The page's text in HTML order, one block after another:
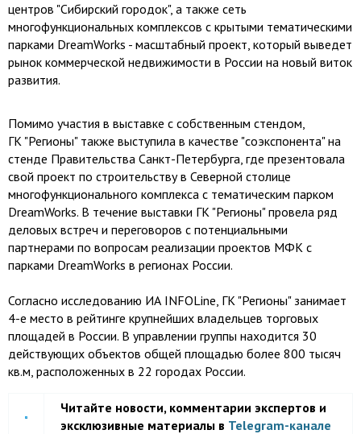
центров "Сибирский городок", а также сеть
многофункциональных комплексов с крытыми тематическими
парками DreamWorks - масштабный проект, который выведет
рынок коммерческой недвижимости в России на новый виток
развития.
Помимо участия в выставке с собственным стендом,
ГК "Регионы" также выступила в качестве "соэкспонента" на
стенде Правительства Санкт-Петербурга, где презентовала
свой проект по строительству в Северной столице
многофункционального комплекса с тематическим парком
DreamWorks. В течение выставки ГК "Регионы" провела ряд
деловых встреч и переговоров с потенциальными
партнерами по вопросам реализации проектов МФК с
парками DreamWorks в регионах России.
Согласно исследованию ИА INFOLine, ГК "Регионы" занимает
4-е место в рейтинге крупнейших владельцев торговых
площадей в России. В управлении группы находится 30
действующих объектов общей площадью более 800 тысяч
кв.м, расположенных в 22 городах России.
Читайте новости, комментарии экспертов и
эксклюзивные материалы в Telegram-канале